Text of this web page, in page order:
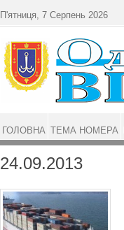
24.09.2013
П'ятниця, 7 Серпень 2026
ГОЛОВНА ТЕМА НОМЕРА